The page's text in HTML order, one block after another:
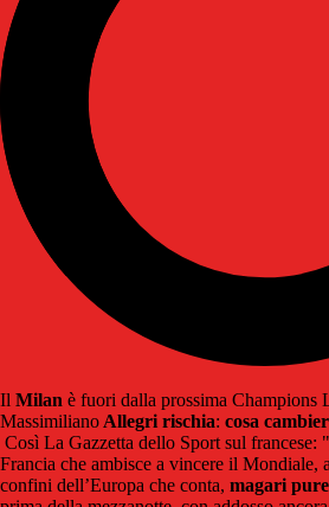
Il Milan è fuori dalla prossima Champions
Massimiliano Allegri rischia: cosa
Così La Gazzetta dello Sport sul francese:
Francia che ambisce a vincere il Mondiale,
confini dell’Europa che conta, magari